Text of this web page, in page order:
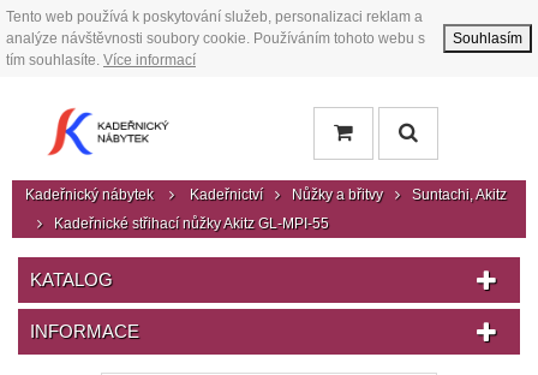
Tento web používá k poskytování služeb, personalizaci reklam a
analýze návštěvnosti soubory cookie. Používáním tohoto webu s
tím souhlasíte. Více informací
Souhlasím
Kadeřnický nábytek Kadeřnictví Nůžky a břitvy
Suntachi, Akitz
Kadeřnické střihací nůžky Akitz GL-MPI-55
KATALOG
INFORMACE